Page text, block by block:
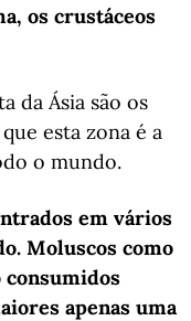
os crustáceos
da Ásia são os
esta zona é a
o mundo.
em vários
Moluscos como
apenas uma